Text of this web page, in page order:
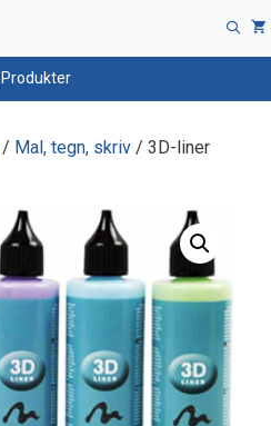
Produkter
/ Mal, tegn, skriv / 3D-liner